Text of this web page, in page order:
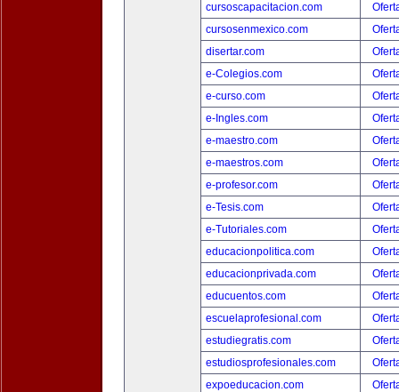
cursoscapacitacion.com
cursosenmexico.com
disertar.com
e-Colegios.com
e-curso.com
e-Ingles.com
e-maestro.com
e-maestros.com
e-profesor.com
e-Tesis.com
e-Tutoriales.com
educacionpolitica.com
educacionprivada.com
educuentos.com
escuelaprofesional.com
estudiegratis.com
estudiosprofesionales.com
expoeducacion.com